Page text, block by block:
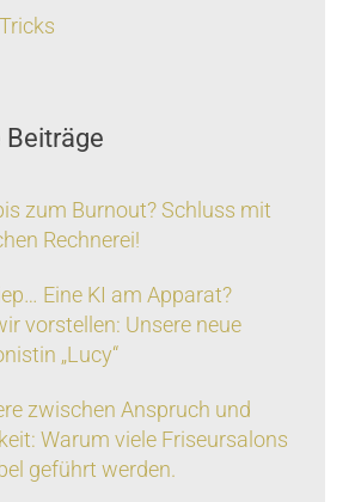
Beiträge
zum Burnout? Schluss mit
Rechnerei!
Eine KI am Apparat?
vorstellen: Unsere neue
„Lucy“
zwischen Anspruch und
Warum viele Friseursalons
geführt werden.